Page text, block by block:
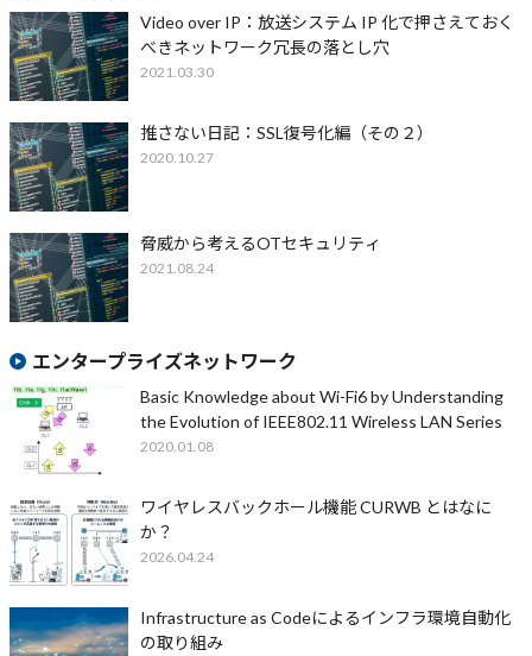
Video over IP：放送システム IP 化で押さえておく
べきネットワーク冗長の落とし穴
2021.03.30
推さない日記：SSL復号化編（その２）
2020.10.27
脅威から考えるOTセキュリティ
2021.08.24
エンタープライズネットワーク
Basic Knowledge about Wi-Fi6 by Understanding
the Evolution of IEEE802.11 Wireless LAN Series
2020.01.08
ワイヤレスバックホール機能 CURWB とはなに
か？
2026.04.24
Infrastructure as Codeによるインフラ環境自動化
の取り組み